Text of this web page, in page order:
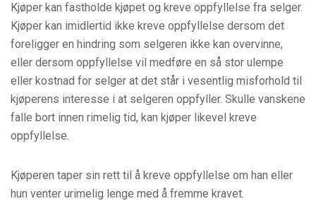
Kjøper kan fastholde kjøpet og kreve oppfyllelse fra selger.
Kjøper kan imidlertid ikke kreve oppfyllelse dersom det
foreligger en hindring som selgeren ikke kan overvinne,
eller dersom oppfyllelse vil medføre en så stor ulempe
eller kostnad for selger at det står i vesentlig misforhold til
kjøperens interesse i at selgeren oppfyller. Skulle vanskene
falle bort innen rimelig tid, kan kjøper likevel kreve
oppfyllelse.
Kjøperen taper sin rett til å kreve oppfyllelse om han eller
hun venter urimelig lenge med å fremme kravet.